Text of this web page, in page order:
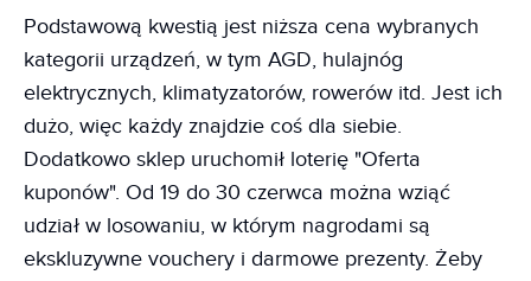
Podstawową kwestią jest niższa cena wybranych
kategorii urządzeń, w tym AGD, hulajnóg
elektrycznych, klimatyzatorów, rowerów itd. Jest ich
dużo, więc każdy znajdzie coś dla siebie.
Dodatkowo sklep uruchomił loterię "Oferta
kuponów". Od 19 do 30 czerwca można wziąć
udział w losowaniu, w którym nagrodami są
ekskluzywne vouchery i darmowe prezenty. Żeby